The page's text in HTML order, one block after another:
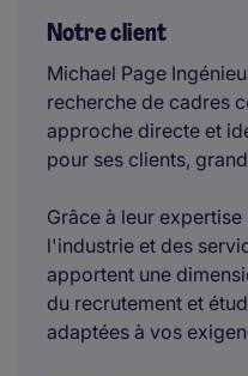
Notre client
Michael Page
recherche de cadres
approche directe et
pour ses clients,
Grâce à leur
l'industrie et des
apportent une
du recrutement et
adaptées à vos